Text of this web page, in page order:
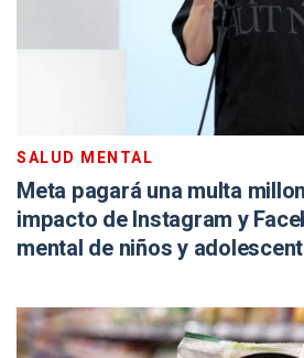
SALUD MENTAL
Meta pagará una multa
impacto de Instagram y
mental de niños y